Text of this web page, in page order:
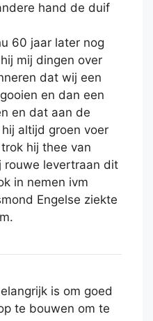
hand de duif
60 jaar later nog
mij dingen over
dat wij een
en dan een
en dat aan de
altijd groen voer
hij thee van
rouwe levertraan dit
in nemen ivm
Engelse ziekte
is om goed
te bouwen om te